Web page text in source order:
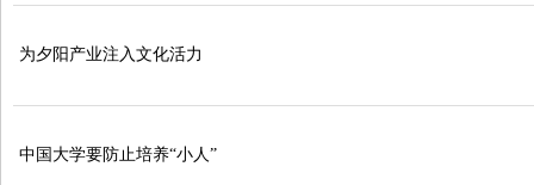
为夕阳产业注入文化活力
中国大学要防止培养“小人”